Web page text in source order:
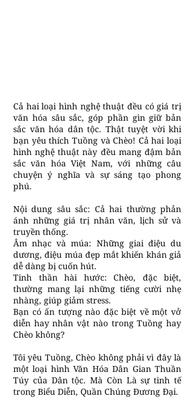
Cả hai loại hình nghệ thuật đều có giá trị
văn hóa sâu sắc, góp phần gìn giữ bản
sắc văn hóa dân tộc. Thật tuyệt vời khi
bạn yêu thích Tuồng và Chèo! Cả hai loại
hình nghệ thuật này đều mang đậm bản
sắc văn hóa Việt Nam, với những câu
chuyện ý nghĩa và sự sáng tạo phong
phú.
Nội dung sâu sắc: Cả hai thường phản
ánh những giá trị nhân văn, lịch sử và
truyền thống.
Âm nhạc và múa: Những giai điệu du
dương, điệu múa đẹp mắt khiến khán giả
dễ dàng bị cuốn hút.
Tinh thần hài hước: Chèo, đặc biệt,
thường mang lại những tiếng cười nhẹ
nhàng, giúp giảm stress.
Bạn có ấn tượng nào đặc biệt về một vở
diễn hay nhân vật nào trong Tuồng hay
Chèo không?
Tôi yêu Tuồng, Chèo không phải vì đây là
một loại hình Văn Hóa Dân Gian Thuần
Túy của Dân tộc. Mà Còn Là sự tinh tế
trong Biểu Diễn, Quần Chúng Đương Đại.